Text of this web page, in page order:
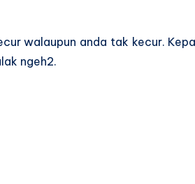
walaupun anda tak kecur.
ngeh2.